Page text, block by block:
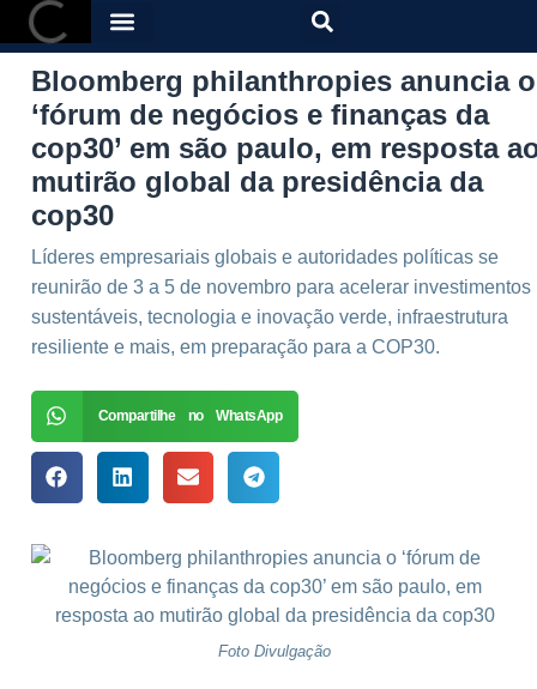
Bloomberg philanthropies anuncia o
‘fórum de negócios e finanças da
cop30’ em são paulo, em resposta
mutirão global da presidência da
cop30
Líderes empresariais globais e autoridades políticas se
reunirão de 3 a 5 de novembro para acelerar investimentos
sustentáveis, tecnologia e inovação verde, infraestrutura
resiliente e mais, em preparação para a COP30.
Compartilhe no WhatsApp
Foto Divulgação